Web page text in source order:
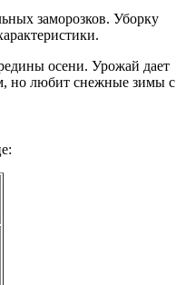
заморозков. Уборку
осени. Урожай дает
но любит снежные зимы с